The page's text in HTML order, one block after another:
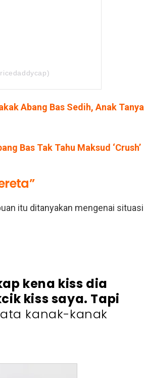
Abang Bas Sedih, Anak Tanya
Bas Tak Tahu Maksud ‘Crush’
itu ditanyakan mengenai situasi
kena kiss dia
kiss saya. Tapi
kanak-kanak